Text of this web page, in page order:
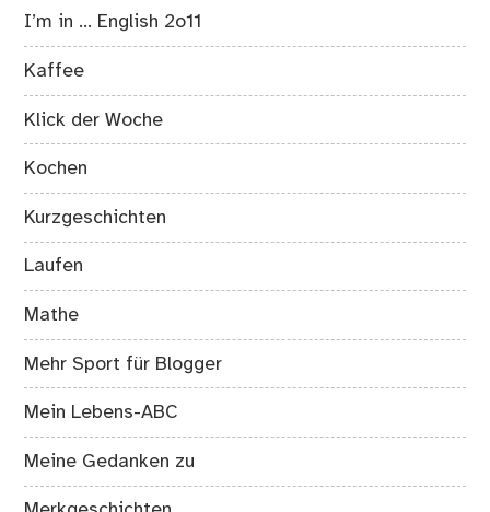
I’m in … English 2o11
Kaffee
Klick der Woche
Kochen
Kurzgeschichten
Laufen
Mathe
Mehr Sport für Blogger
Mein Lebens-ABC
Meine Gedanken zu